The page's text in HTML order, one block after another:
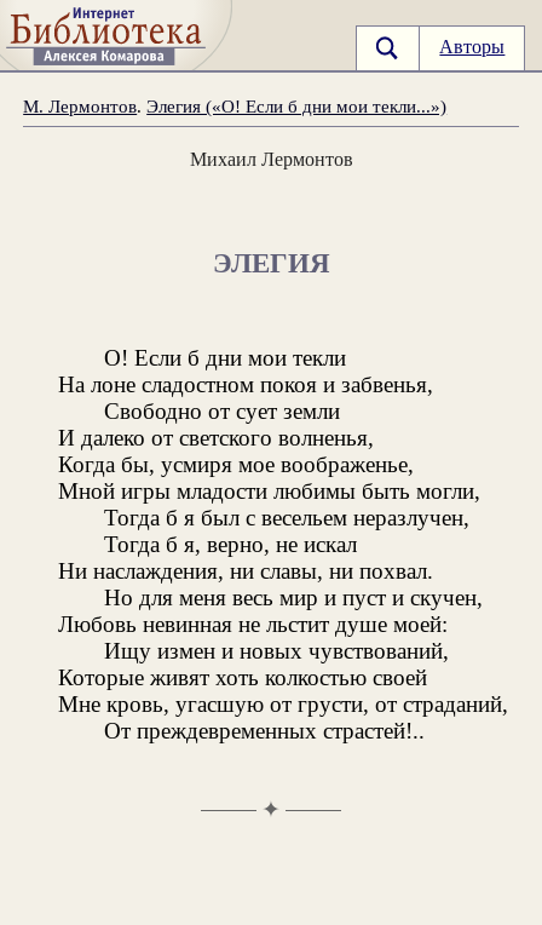
Авторы
М. Лермонтов.Элегия («О! Если б дни мои текли...»)
Михаил Лермонтов
ЭЛЕГИЯ
О! Если б дни мои текли
На лоне сладостном покоя и забвенья,
Свободно от сует земли
И далеко от светского волненья,
Когда бы, усмиря мое воображенье,
Мной игры младости любимы быть могли,
Тогда б я был с весельем неразлучен,
Тогда б я, верно, не искал
Ни наслаждения, ни славы, ни похвал.
Но для меня весь мир и пуст и скучен,
Любовь невинная не льстит душе моей:
Ищу измен и новых чувствований,
Которые живят хоть колкостью своей
Мне кровь, угасшую от грусти, от страданий,
От преждевременных страстей!..
✦